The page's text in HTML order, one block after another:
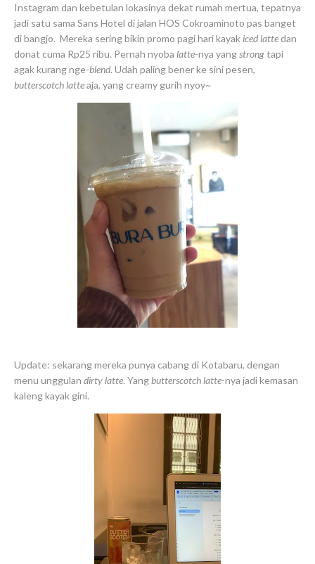
Instagram dan kebetulan lokasinya dekat rumah mertua, tepatnya
jadi satu sama Sans Hotel di jalan HOS Cokroaminoto pas banget
di bangjo. Mereka sering bikin promo pagi hari kayak iced lattedan
donat cuma Rp25 ribu. Pernah nyoba latte-nya yangstrongtapi
agak kurang nge-blend. Udah paling bener ke sini pesen,
butterscotch latteaja, yang creamy gurih nyoy~
Update: sekarang mereka punya cabang di Kotabaru, dengan
menu unggulan dirty latte. Yangbutterscotch latte-nya jadi kemasan
kaleng kayak gini.